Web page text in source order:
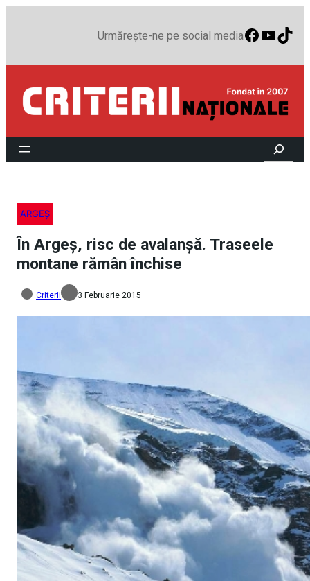
Urmărește-ne pe social media
Search
ARGEȘ
În Argeș, risc de avalanșă. Traseele
montane rămân închise
Criterii 3 Februarie 2015